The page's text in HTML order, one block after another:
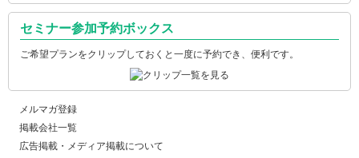
セミナー参加予約ボックス
ご希望プランをクリップしておくと一度に予約でき、便利です。
メルマガ登録
掲載会社一覧
広告掲載・メディア掲載について